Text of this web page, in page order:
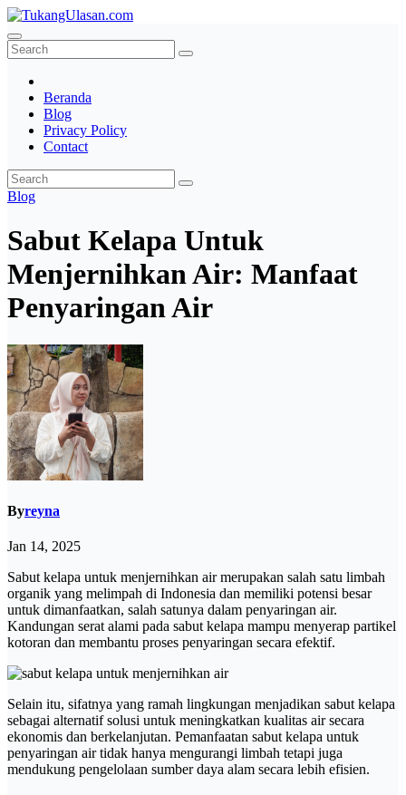
Skip
to
content
TukangUlasan.com
Baca Aja Dulu!
Beranda
Blog
Privacy Policy
Contact
Blog
Sabut Kelapa Untuk
Menjernihkan Air: Manfaat
Penyaringan Air
Byreyna
Jan 14, 2025
Sabut kelapa untuk menjernihkan air merupakan salah satu limbah
organik yang melimpah di Indonesia dan memiliki potensi besar
untuk dimanfaatkan, salah satunya dalam penyaringan air.
Kandungan serat alami pada sabut kelapa mampu menyerap partikel
kotoran dan membantu proses penyaringan secara efektif.
Selain itu, sifatnya yang ramah lingkungan menjadikan sabut kelapa
sebagai alternatif solusi untuk meningkatkan kualitas air secara
ekonomis dan berkelanjutan. Pemanfaatan sabut kelapa untuk
penyaringan air tidak hanya mengurangi limbah tetapi juga
mendukung pengelolaan sumber daya alam secara lebih efisien.